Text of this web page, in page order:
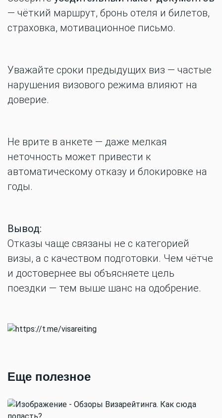
— чёткий маршрут, бронь отеля и билетов,
страховка, мотивационное письмо.
Уважайте сроки предыдущих виз — частые
нарушения визового режима влияют на
доверие.
Не врите в анкете — даже мелкая
неточность может привести к
автоматическому отказу и блокировке на
годы.
Вывод:
Отказы чаще связаны не с категорией
визы, а с качеством подготовки. Чем чётче
и достовернее вы объясняете цель
поездки — тем выше шанс на одобрение.
Еще полезное